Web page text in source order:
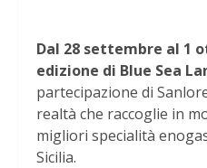
Dal 28 settembre al 1
edizione di Blue Sea
partecipazione di
realtà che raccoglie in
migliori specialità
Sicilia.